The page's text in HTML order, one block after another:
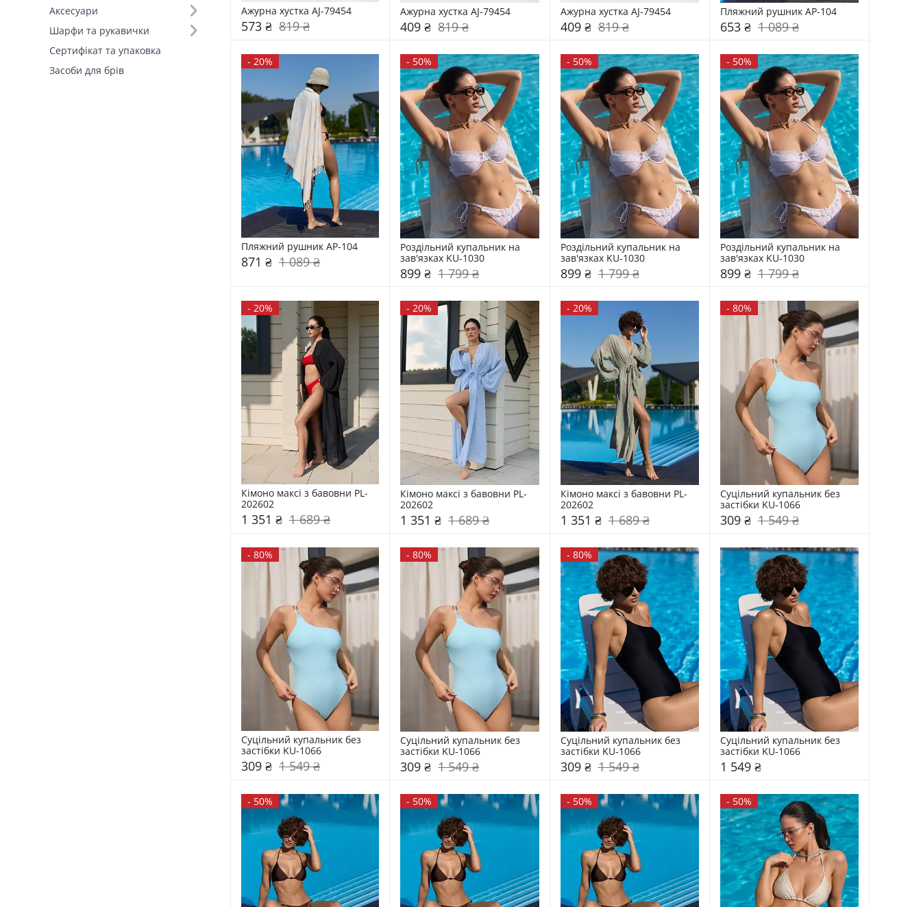
Аксесуари
Шарфи та рукавички
Сертифікат та упаковка
Засоби для брів
Склад (40)
Форма полів (2)
Ажурна хустка AJ-79454
573 ₴ 819 ₴
Ажурна хустка AJ-79454
409 ₴ 819 ₴
Ажурна хустка AJ-79454
409 ₴ 819 ₴
Пляжний рушник AP-104
653 ₴ 1 089 ₴
- 20%
Пляжний рушник AP-104
871 ₴ 1 089 ₴
- 50%
Роздільний купальник на
зав'язках KU-1030
899 ₴ 1 799 ₴
- 50%
Роздільний купальник на
зав'язках KU-1030
899 ₴ 1 799 ₴
- 50%
Роздільний купальник на
зав'язках KU-1030
899 ₴ 1 799 ₴
- 20%
Кімоно максі з бавовни PL-
202602
1 351 ₴ 1 689 ₴
-20%
Кімоно максі з бавовни PL-
202602
1 351 ₴ 1 689 ₴
- 20%
Кімоно максі з бавовни PL-
202602
1 351 ₴ 1 689 ₴
- 80%
Суцільний купальник без
застібки KU-1066
309 ₴ 1 549 ₴
- 80%
Суцільний купальник без
застібки KU-1066
309 ₴ 1 549 ₴
-80%
Суцільний купальник без
застібки KU-1066
309 ₴ 1 549 ₴
- 80%
Суцільний купальник без
застібки KU-1066
309 ₴ 1 549 ₴
Суцільний купальник без
застібки KU-1066
1 549 ₴
- 50% - 50% - 50% - 50%